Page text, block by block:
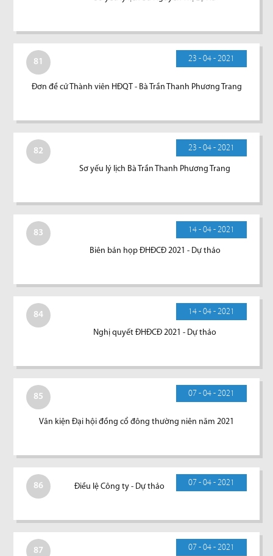
81 23 - 04 - 2021
Đơn đề cử Thành viên HĐQT - Bà Trần Thanh Phương Trang
82 23 - 04 - 2021
Sơ yếu lý lịch Bà Trần Thanh Phương Trang
83 14 - 04 - 2021
Biên bản họp ĐHĐCĐ 2021 - Dự thảo
84 14 - 04 - 2021
Nghị quyết ĐHĐCĐ 2021 - Dự thảo
85 07 - 04 - 2021
Văn kiện Đại hội đồng cổ đông thường niên năm 2021
86 07 - 04 - 2021
Điều lệ Công ty - Dự thảo
87 07 - 04 - 2021